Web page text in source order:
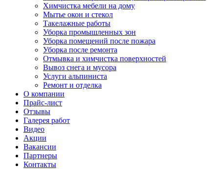
Химчистка мебели на дому
Мытье окон и стекол
Такелажные работы
Уборка промышленных зон
Уборка помещений после пожара
Уборка после ремонта
Отмывка и химчистка поверхностей
Вывоз снега и мусора
Услуги альпиниста
Ремонт и отделка
О компании
Прайс-лист
Отзывы
Галерея работ
Видео
Акции
Вакансии
Партнеры
Контакты